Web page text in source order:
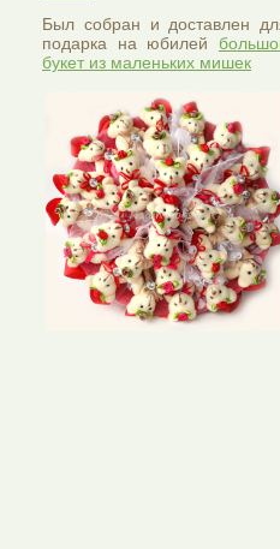
Был собран и доставлен
подарка на юбилей
букет из маленьких мишек